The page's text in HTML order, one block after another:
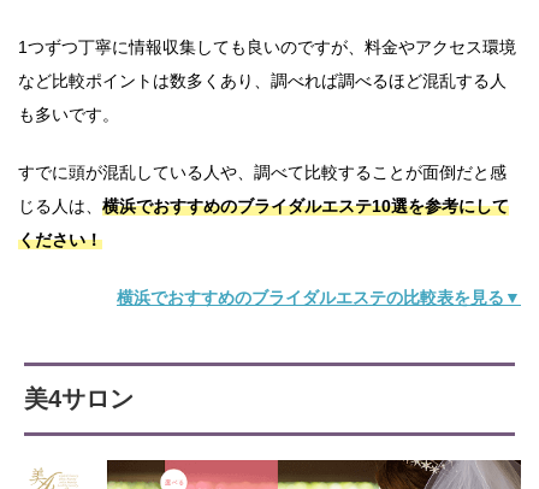
1つずつ丁寧に情報収集しても良いのですが、料金やアクセス環境
など比較ポイントは数多くあり、調べれば調べるほど混乱する人
も多いです。
すでに頭が混乱している人や、調べて比較することが面倒だと感
じる人は、 横浜でおすすめのブライダルエステ10選を参考にして
ください！
横浜でおすすめのブライダルエステの比較表を見る▼
美4サロン